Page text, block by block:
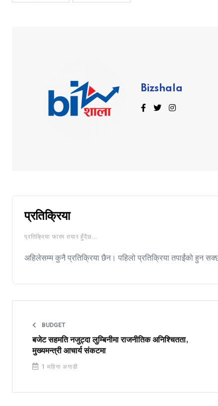
Bizshala
प्रतिक्रिया
प्रतिक्रिया फारम तयार हुँदैछ...
अहिलेसम्म कुनै प्रतिक्रिया छैन। पहिलो प्रतिक्रिया तपाईंको हुन
BUDGET
बजेट सहमति नजुट्दा लुम्बिनीमा राजनीतिक अनिश्चितता,
मुख्यमन्त्री आचार्य संकटमा
1 महिना अगाडी